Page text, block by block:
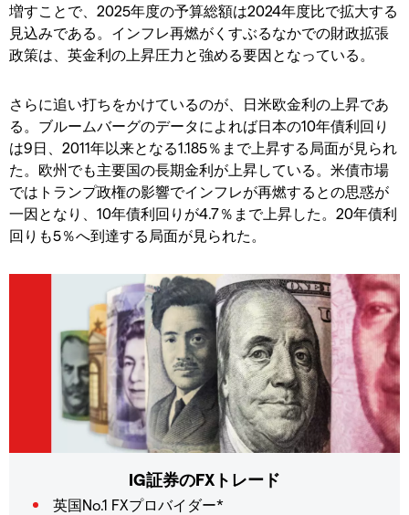
増すことで、2025年度の予算総額は2024年度比で拡大する
見込みである。インフレ再燃がくすぶるなかでの財政拡張
政策は、英金利の上昇圧力と強める要因となっている。
さらに追い打ちをかけているのが、日米欧金利の上昇であ
る。ブルームバーグのデータによれば日本の10年債利回り
は9日、2011年以来となる1.185％まで上昇する局面が見られ
た。欧州でも主要国の長期金利が上昇している。米債市場
ではトランプ政権の影響でインフレが再燃するとの思惑が
一因となり、10年債利回りが4.7％まで上昇した。20年債利
回りも5％へ到達する局面が見られた。
IG証券のFXトレード
英国No.1 FXプロバイダー*